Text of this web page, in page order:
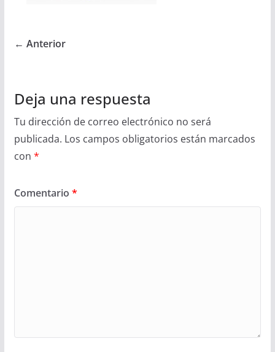
← Anterior
Deja una respuesta
Tu dirección de correo electrónico no será
publicada. Los campos obligatorios están marcados
con *
Comentario *